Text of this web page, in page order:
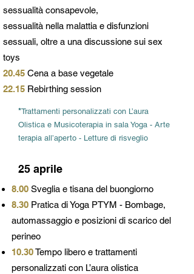
sessualità consapevole,
sessualità nella malattia e disfunzioni
sessuali, oltre a una discussione sui sex
toys
20.45 Cena a base vegetale
22.15 Rebirthing session
*Trattamenti personalizzati con L’aura
Olistica e Musicoterapia in sala Yoga - Arte
terapia all’aperto - Letture di risveglio
25 aprile
8.00 Sveglia e tisana del buongiorno
8.30 Pratica di Yoga PTYM - Bombage,
automassaggio e posizioni di scarico del
perineo
10.30Tempo libero e trattamenti
personalizzati con L’aura olistica